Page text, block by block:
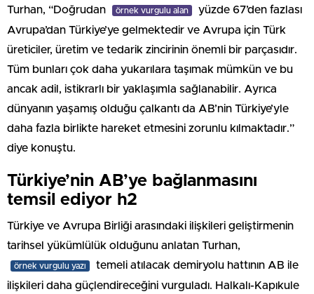
Turhan, “Doğrudan örnek vurgulu alan
yüzde 67’den fazlası
Avrupa’dan Türkiye’ye gelmektedir ve Avrupa için Türk
üreticiler, üretim ve tedarik zincirinin önemli bir parçasıdır.
Tüm bunları çok daha yukarılara taşımak mümkün ve bu
ancak adil, istikrarlı bir yaklaşımla sağlanabilir. Ayrıca
dünyanın yaşamış olduğu çalkantı da AB’nin Türkiye’yle
daha fazla birlikte hareket etmesini zorunlu kılmaktadır.”
diye konuştu.
Türkiye’nin AB’ye bağlanmasını
temsil ediyor h2
Türkiye ve Avrupa Birliği arasındaki ilişkileri geliştirmenin
tarihsel yükümlülük olduğunu anlatan Turhan,
örnek vurgulu yazı
temeli atılacak demiryolu hattının AB ile
ilişkileri daha güçlendireceğini vurguladı. Halkalı-Kapıkule